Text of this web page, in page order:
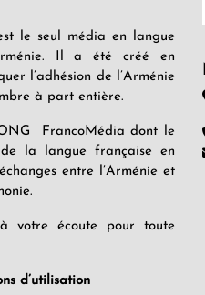
le seul média en langue
Il a été créé en
l’adhésion de l’Arménie
à part entière.
FrancoMédia dont le
la langue française en
entre l’Arménie et
votre écoute pour toute
d’utilisation